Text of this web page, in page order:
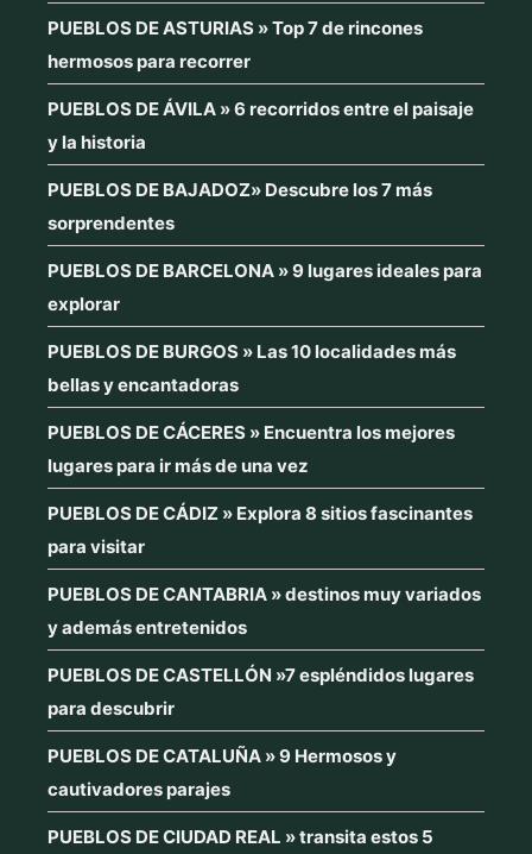
PUEBLOS DE ASTURIAS » Top 7 de rincones
hermosos para recorrer
PUEBLOS DE ÁVILA » 6 recorridos entre el paisaje
y la historia
PUEBLOS DE BAJADOZ» Descubre los 7 más
sorprendentes
PUEBLOS DE BARCELONA » 9 lugares ideales para
explorar
PUEBLOS DE BURGOS » Las 10 localidades más
bellas y encantadoras
PUEBLOS DE CÁCERES » Encuentra los mejores
lugares para ir más de una vez
PUEBLOS DE CÁDIZ » Explora 8 sitios fascinantes
para visitar
PUEBLOS DE CANTABRIA » destinos muy variados
y además entretenidos
PUEBLOS DE CASTELLÓN »7 espléndidos lugares
para descubrir
PUEBLOS DE CATALUÑA » 9 Hermosos y
cautivadores parajes
PUEBLOS DE CIUDAD REAL » transita estos 5